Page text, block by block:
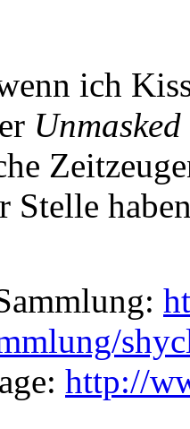
ich
Unmasked
Stelle
http://